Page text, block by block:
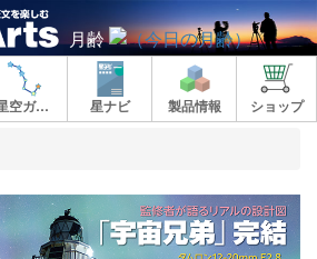
月齢
星空ガイド 星ナビ 製品情報 ショップ